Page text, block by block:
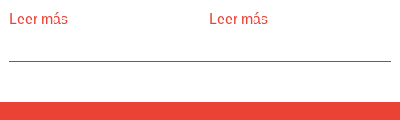
Leer más Leer más